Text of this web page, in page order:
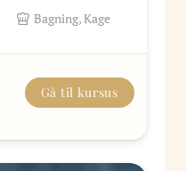
Bagning, Kage
Gå til kursus